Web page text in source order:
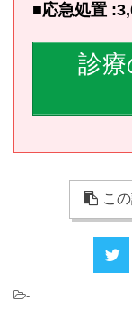
■応急処置
診
こ
-